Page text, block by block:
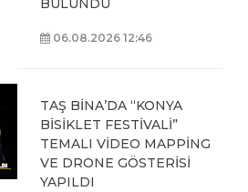
BULUNDU
06.08.2026 12:46
TAŞ BİNA’DA “KONYA
BİSİKLET FESTİVALİ”
TEMALI VİDEO MAPPİNG
VE DRONE GÖSTERİSİ
YAPILDI